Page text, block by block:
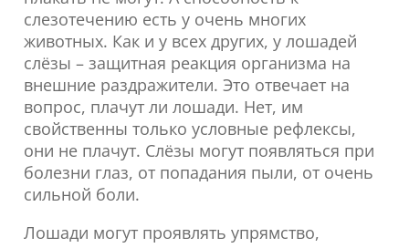
слезотечению есть у очень многих
животных. Как и у всех других, у лошадей
слёзы – защитная реакция организма на
внешние раздражители. Это отвечает на
вопрос, плачут ли лошади. Нет, им
свойственны только условные рефлексы,
они не плачут. Слёзы могут появляться при
болезни глаз, от попадания пыли, от очень
сильной боли.
Лошади могут проявлять упрямство,